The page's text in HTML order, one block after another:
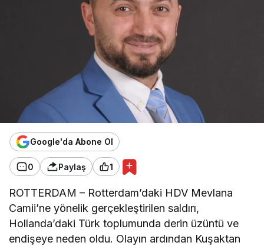
Google'da Abone Ol
0 Paylaş 1
ROTTERDAM – Rotterdam’daki HDV Mevlana
Camii’ne yönelik gerçekleştirilen saldırı,
Hollanda’daki Türk toplumunda derin üzüntü ve
endişeye neden oldu. Olayın ardından Kuşaktan